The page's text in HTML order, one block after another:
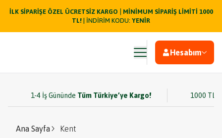
İLK SİPARİŞE ÖZEL ÜCRETSİZ KARGO
MİNİMUM SİPARİŞ LİMİTİ 1000
TL! | İNDİRİM KODU: YENİR
Hesabım
1-4 İş Gününde Tüm Türkiye’ye Kargo! 1000 TL
Ana Sayfa Kent